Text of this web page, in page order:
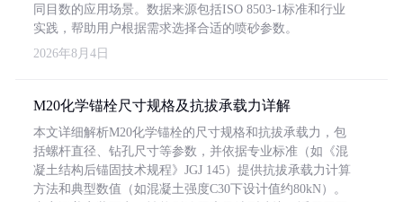
同目数的应用场景。数据来源包括ISO 8503-1标准和行业
实践，帮助用户根据需求选择合适的喷砂参数。
2026年8月4日
M20化学锚栓尺寸规格及抗拔承载力详解
本文详细解析M20化学锚栓的尺寸规格和抗拔承载力，包
括螺杆直径、钻孔尺寸等参数，并依据专业标准（如《混
凝土结构后锚固技术规程》JGJ 145）提供抗拔承载力计算
方法和典型数值（如混凝土强度C30下设计值约80kN）。